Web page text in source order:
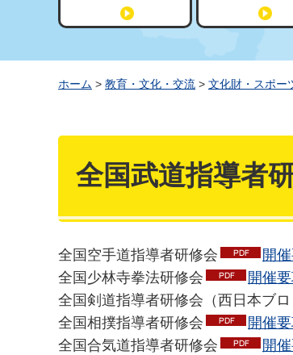
ホーム > 教育・文化・交流 > 文化財・スポー
全国武道指導者
全国空手道指導者研修会 開
全国少林寺拳法研修会
開催
全国剣道指導者研修会（西日本ブロ
全国相撲指導者研修会
開催
全国合気道指導者研修会
開